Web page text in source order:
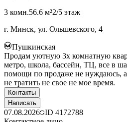
3 комн.56.6 м²2/5 этаж
г. Минск, ул. Ольшевского, 4
Пушкинская
Продам уютную 3х комнатную
метро, школа, бассейн, ТЦ, все в
помощи по продаже не нуждаюсь,
не тратить не свое не мое время.
Контакты
Написать
07.08.2026 ID 4172788